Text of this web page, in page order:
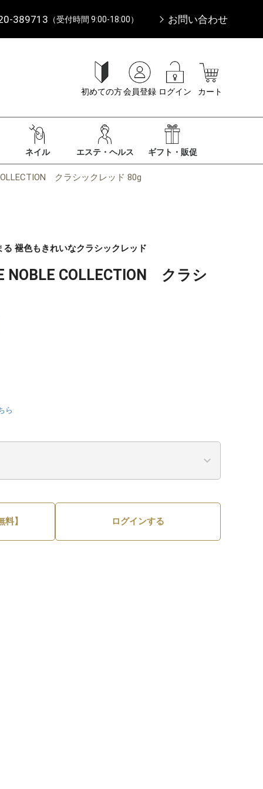
389713 （受付時間 9:00-18:00） お問い合わせ
初めての方会員登録 ログイン カート
ネイル エステ・ヘルス ギフト・販促
クラシックレッド 80g
褪色もきれいなクラシックレッド
NOBLE COLLECTION クラシ
ら
】 ログインする